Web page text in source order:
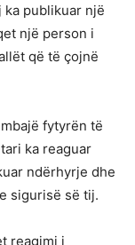
ka publikuar një
një person i
që të çojnë
fytyrën të
ka reaguar
ndërhyrje dhe
sigurisë së tij.
reagimi i